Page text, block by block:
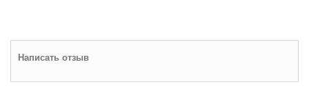
Написать отзыв